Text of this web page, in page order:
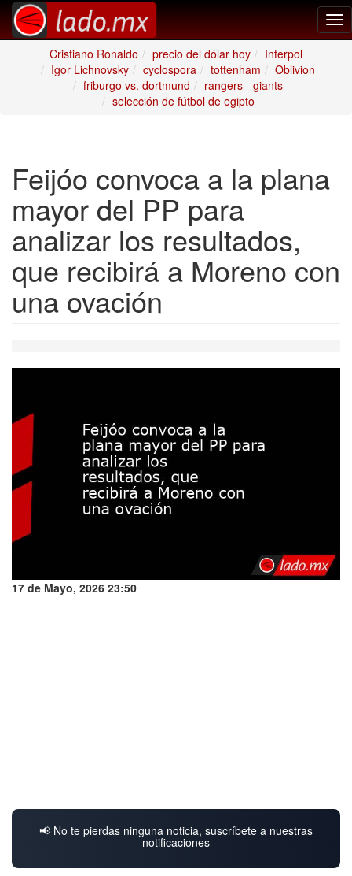
Cristiano Ronaldo
precio del dólar hoy
Interpol
Igor Lichnovsky
cyclospora tottenham
Oblivion
friburgo vs. dortmund
rangers - giants
selección de fútbol de egipto
Feijóo convoca a la plana
mayor del PP para
analizar los resultados,
que recibirá a Moreno con
una ovación
17 de Mayo, 2026 23:50
📢 No te pierdas ninguna noticia, suscríbete a nuestras
notificaciones